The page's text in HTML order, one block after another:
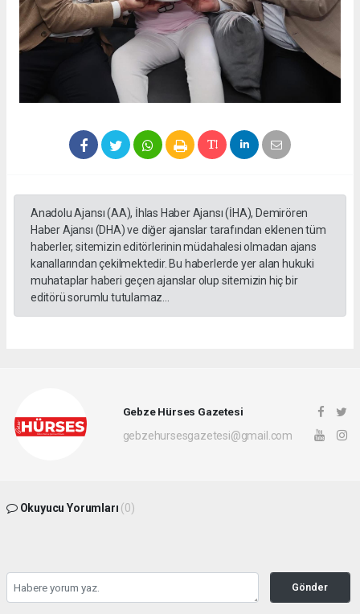
Anadolu Ajansı (AA), İhlas Haber Ajansı (İHA), Demirören
Haber Ajansı (DHA) ve diğer ajanslar tarafından eklenen tüm
haberler, sitemizin editörlerinin müdahalesi olmadan ajans
kanallarından çekilmektedir. Bu haberlerde yer alan hukuki
muhataplar haberi geçen ajanslar olup sitemizin hiç bir
editörü sorumlu tutulamaz...
Gebze Hürses Gazetesi
gebzehursesgazetesi@gmail.com
Okuyucu Yorumları (0)
Gönder